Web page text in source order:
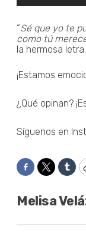
“Sé que yo te
como tú
la hermosa letra.
¡Estamos
¿Qué opinan?
Síguenos en
Facebook
Twitter
Melisa